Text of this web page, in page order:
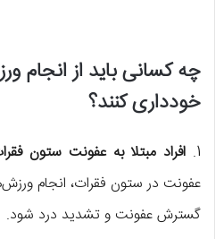
چه کسانی باید از انجام
خودداری کنند؟
1. افراد مبتلا به عفونت ستون
عفونت در ستون فقرات، انجام
گسترش عفونت و تشدید درد شود.